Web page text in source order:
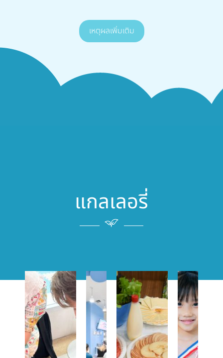
เหตุผลเพิ่มเติม
แกลเลอรี่